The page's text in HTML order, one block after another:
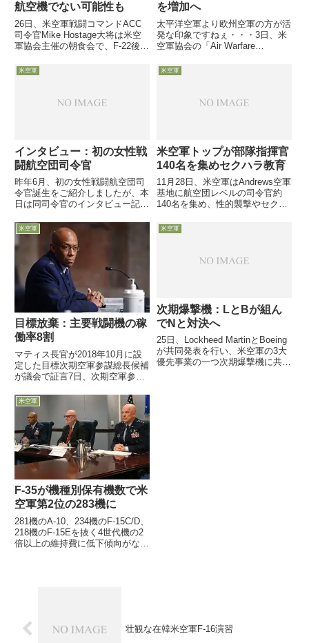
航空機でない可能性も
26日、米空軍戦闘コマンドACC
司令官Mike Hostage大将は米空
軍協会主催の朝食会で、F-22後
強制削減の影響等について語った
を増加へ
太平洋空軍より欧州空軍の方が活
発な印象ですねぇ・・・3日、米
空軍協会の「Air Warfare
官Tod Wolters大将は、予算が大
強すると...
米空軍
インタビュー：初の女性戦
闘航空団司令官
昨年6月、初の女性戦闘航空団司
令官誕生をご紹介しましたが、本
日は同司令官のインタビュー記事
の「そうだろうな」と感じさせる
お話です
米空軍
米空軍トップが部隊指揮官
140名を集めセクハラ教育
11月28日、米空軍はAndrews空軍
基地に航空団レベルの司令官約
140名を集め、性的襲撃やセクハ
た模様です
米空軍
目標放棄：主要戦闘機の稼
働率8割
マティス長官が2018年10月に設
定した目標次期空軍参謀総長候補
が議会で証言7日、次期空軍参謀
太平洋空軍司令官が議会承認を得
るため上院軍事委員会で証言し、
2018年10月に当時のマティス国
防長官...
米空軍
次期爆撃機：LとBが組ん
でNと対決へ
25日、Lockheed MartinとBoeing
が共同発表を行い、米空軍の3大
優先事業の一つ次期爆撃機に共同
米空軍
F-35が機種別保有機数で米
空軍第2位の283機に
281機のA-10、234機のF-15C/D、
218機のF-15Eを抜く4世代機の2
倍以上の維持費に低下傾向がない
壮観な在韓米空軍F-16演習